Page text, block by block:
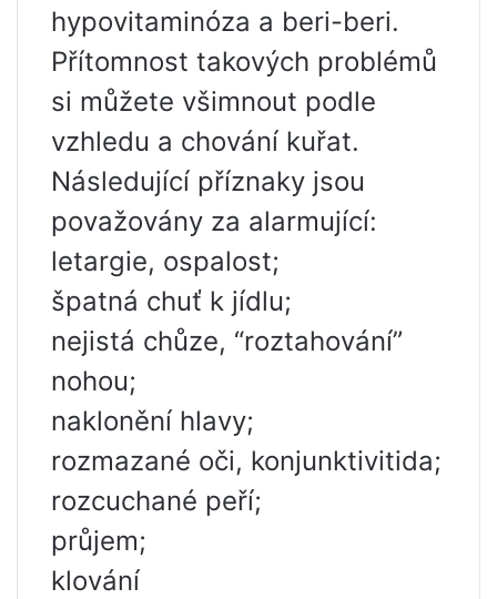
hypovitaminóza a beri-beri.
Přítomnost takových problémů
si můžete všimnout podle
vzhledu a chování kuřat.
Následující příznaky jsou
považovány za alarmující:
letargie, ospalost;
špatná chuť k jídlu;
nejistá chůze, “roztahování”
nohou;
naklonění hlavy;
rozmazané oči, konjunktivitida;
rozcuchané peří;
průjem;
klování